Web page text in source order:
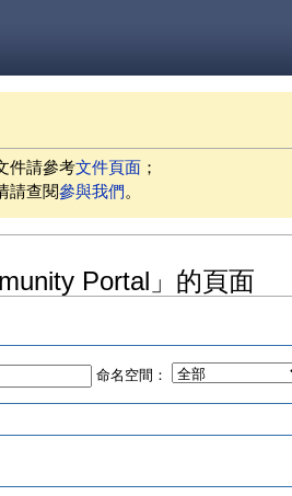
件請參考文件頁面 ；
請查閱參與我們。
Portal」的頁面
命名空間：